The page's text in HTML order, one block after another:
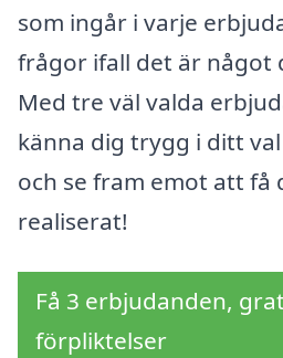
som ingår i varje
frågor ifall det är något
Med tre väl valda
känna dig trygg i ditt
och se fram emot att
realiserat!
Få 3 erbjudanden,
förpliktelser